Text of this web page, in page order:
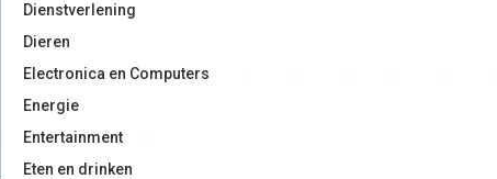
Dienstverlening
Dieren
Electronica en Computers
Energie
Entertainment
Eten en drinken